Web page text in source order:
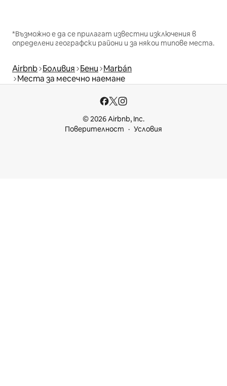
*Възможно е да се прилагат известни изключения в
определени географски райони и за някои типове места.
Airbnb Боливия Бени Marbán
Места за месечно наемане
© 2026 Airbnb, Inc.
Поверителност
Условия